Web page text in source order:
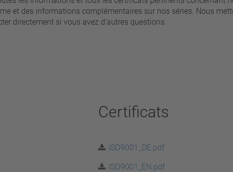
Isolation
ENEC
et des informations complémentaires sur nos séries. Nous
directement si vous avez d'autres questions.
Certificats
ISO9001_DE.pdf
ISO9001_EN.pdf